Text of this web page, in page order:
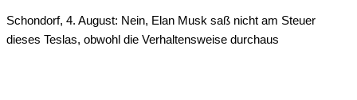
Schondorf, 4. August: Nein, Elan Musk saß nicht am Steuer
dieses Teslas, obwohl die Verhaltensweise durchaus